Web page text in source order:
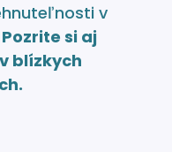
v
Pozrite si aj
blízkych